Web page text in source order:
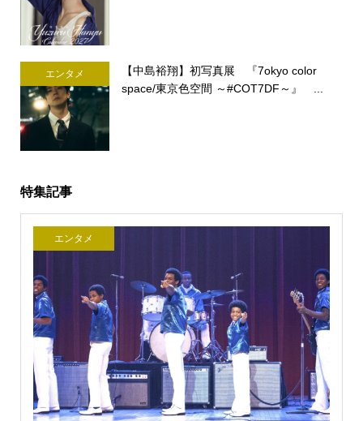
エンタメ
【中島裕翔】初写真展 『7okyo color
space/東京色空間 ～#COT7DF～』 ...
特集記事
エンタメ